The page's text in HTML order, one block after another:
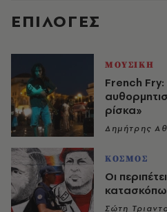
EΠΙΛΟΓΈΣ
ΜΟΥΣΙΚΗ
French
ρίσκα»
Δημήτρης
ΚΟΣΜΟΣ
Οι
Σώτη